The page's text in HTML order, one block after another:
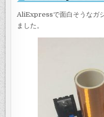
AliExpressで面白そうなガ
ました。